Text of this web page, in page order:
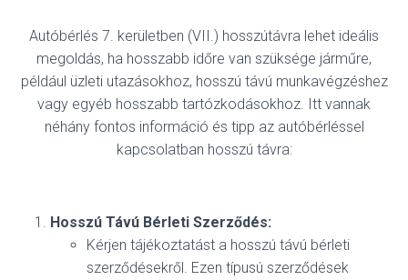
Autóbérlés 7. kerületben (VII.) hosszútávra lehet ideális
megoldás, ha hosszabb időre van szüksége járműre,
például üzleti utazásokhoz, hosszú távú munkavégzéshez
vagy egyéb hosszabb tartózkodásokhoz. Itt vannak
néhány fontos információ és tipp az autóbérléssel
kapcsolatban hosszú távra:
Hosszú Távú Bérleti Szerződés:
Kérjen tájékoztatást a hosszú távú bérleti
szerződésekről. Ezen típusú szerződések